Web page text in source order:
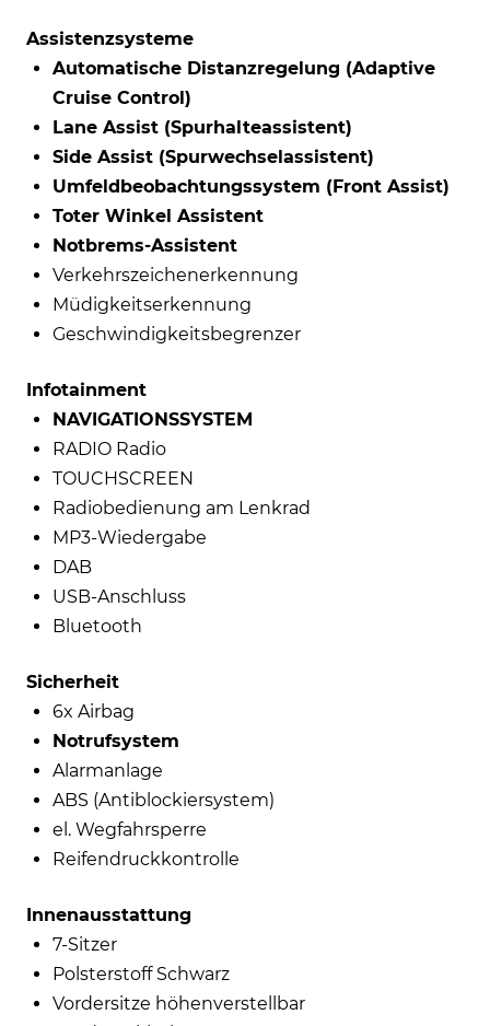
Assistenzsysteme
Automatische Distanzregelung (Adaptive
Cruise Control)
Lane Assist (Spurhalteassistent)
Side Assist (Spurwechselassistent)
Umfeldbeobachtungssystem (Front Assist)
Toter Winkel Assistent
Notbrems-Assistent
Verkehrszeichenerkennung
Müdigkeitserkennung
Geschwindigkeitsbegrenzer
Infotainment
NAVIGATIONSSYSTEM
RADIO Radio
TOUCHSCREEN
Radiobedienung am Lenkrad
MP3-Wiedergabe
DAB
USB-Anschluss
Bluetooth
Sicherheit
6x Airbag
Notrufsystem
Alarmanlage
ABS (Antiblockiersystem)
el. Wegfahrsperre
Reifendruckkontrolle
Innenausstattung
7-Sitzer
Polsterstoff Schwarz
Vordersitze höhenverstellbar